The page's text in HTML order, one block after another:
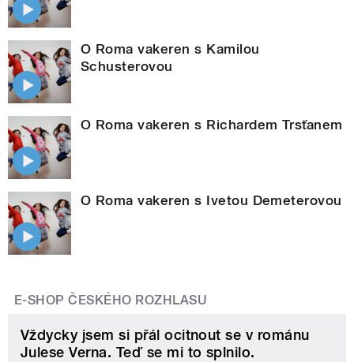
O Roma vakeren s Kamilou
Schusterovou
O Roma vakeren s Richardem Trsťanem
O Roma vakeren s Ivetou Demeterovou
E-SHOP ČESKÉHO ROZHLASU
Vždycky jsem si přál ocitnout se v románu
Julese Verna. Teď se mi to splnilo.